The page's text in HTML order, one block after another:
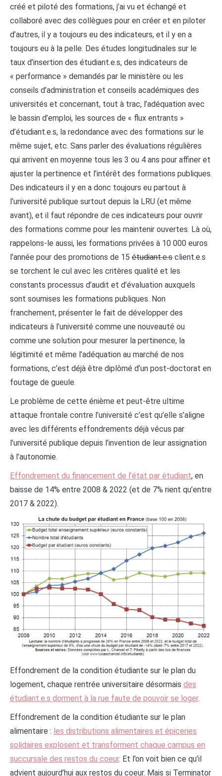
créé et piloté des formations, j’ai vu et échangé et
collaboré avec des collègues pour en créer et en piloter
d’autres, il y a toujours eu des indicateurs, et il y en a
toujours eu à la pelle. Des études longitudinales sur le
taux d’insertion des étudiant.e.s, des indicateurs de
« performance » demandés par le ministère ou les
conseils d’administration et conseils académiques des
universités et concernant, tout à trac, l’adéquation avec
le bassin d’emploi, les sources de « flux entrants »
d’étudiant.e.s, la redondance avec des formations sur le
même sujet, etc. Sans parler des évaluations régulières
qui arrivent en moyenne tous les 3 ou 4 ans pour affiner et
ajuster la pertinence et l’intérêt des formations publiques.
Des indicateurs il y en a donc toujours eu partout à
l’université publique surtout depuis la LRU (et même
avant), et il faut répondre de ces indicateurs pour ouvrir
des formations comme pour les maintenir ouvertes. Là où,
rappelons-le aussi, les formations privées à 10 000 euros
l’année pour des promotions de 15 étudiant.e.s client.e.s
se torchent le cul avec les critères qualité et les
constants processus d’audit et d’évaluation auxquels
sont soumises les formations publiques. Non
franchement, présenter le fait de développer des
indicateurs à l’université comme une nouveauté ou
comme une solution pour mesurer la pertinence, la
légitimité et même l’adéquation au marché de nos
formations, c’est déjà être diplômé d’un post-doctorat en
foutage de gueule.
Le problème de cette énième et peut-être ultime
attaque frontale contre l’université c’est qu’elle s’aligne
avec les différents effondrements déjà vécus par
l’université publique depuis l’invention de leur assignation
à l’autonomie.
Effondrement du financement de l’état par étudiant, en
baisse de 14% entre 2008 & 2022 (et de 7% rient qu’entre
2017 & 2022).
Effondrement de la condition étudiante sur le plan du
logement, chaque rentrée universitaire désormais des
étudiant.e.s dorment à la rue faute de pouvoir se loger.
Effondrement de la condition étudiante sur le plan
alimentaire : les distributions alimentaires et épiceries
solidaires explosent et transforment chaque campus en
succursale des restos du coeur. Et l’on voit bien ce qu’il
advient aujourd’hui aux restos du coeur. Mais si Terminator